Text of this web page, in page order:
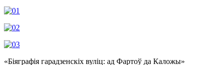
«Біяграфія гарадзенскіх вуліц: ад Фартоў да Каложы»